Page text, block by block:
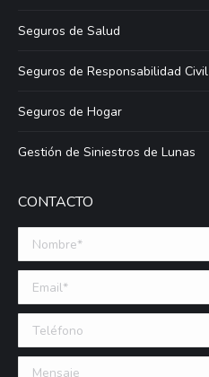
Seguros de Salud
Seguros de Responsabilidad Civil
Seguros de Hogar
Gestión de Siniestros de Lunas
CONTACTO
Nombre *
Email (requerido)
Teléfono
Mensaje